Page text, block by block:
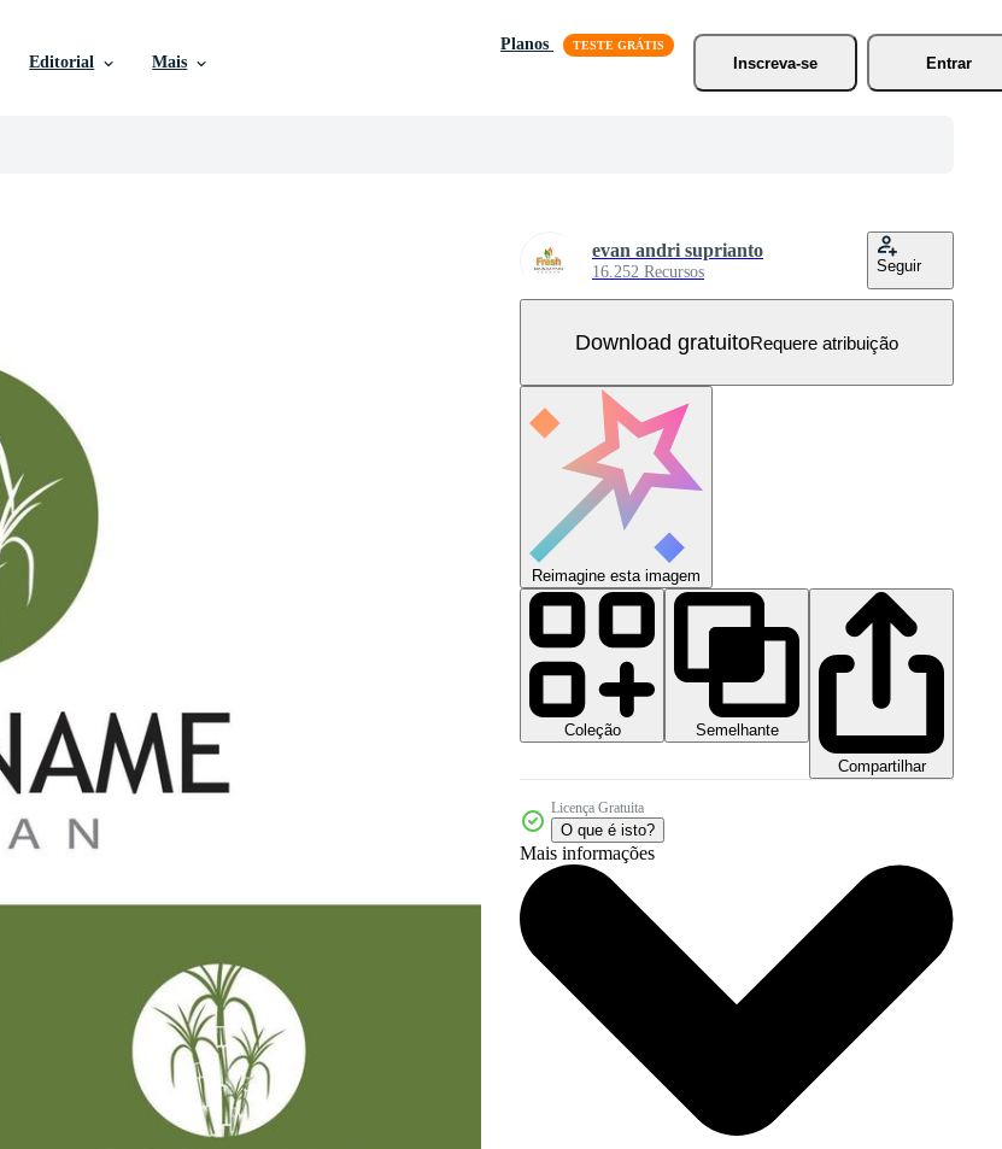
Editorial Mais
Planos
Inscreva-se
Entrar
evan andri suprianto
16.252 Recursos Seguir
Download gratuitoRequere atribuição
Reimagine esta imagem
Coleção
Semelhante
Compartilhar
Licença Gratuita
O que é isto?
Mais informações